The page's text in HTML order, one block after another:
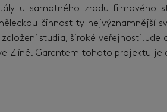
u samotného zrodu filmového
činnost ty nejvýznamnější
studia, široké veřejnosti.
Zlíně. Garantem tohoto projektu